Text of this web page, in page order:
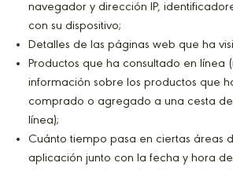
navegador y dirección IP,
con su dispositivo;
Detalles de las páginas web que ha
Productos que ha consultado en línea
información sobre los productos que
comprado o agregado a una cesta
línea);
Cuánto tiempo pasa en ciertas áreas
aplicación junto con la fecha y hora